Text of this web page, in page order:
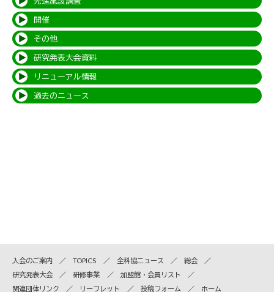
開催
その他
研究発表大会資料
リニューアル情報
過去のニュース
入会のご案内 TOPICS 全科協ニュース
総会
研究発表大会
研修事業
加盟館・会員リスト
関連団体リンク
リーフレット 投稿フォーム ホーム